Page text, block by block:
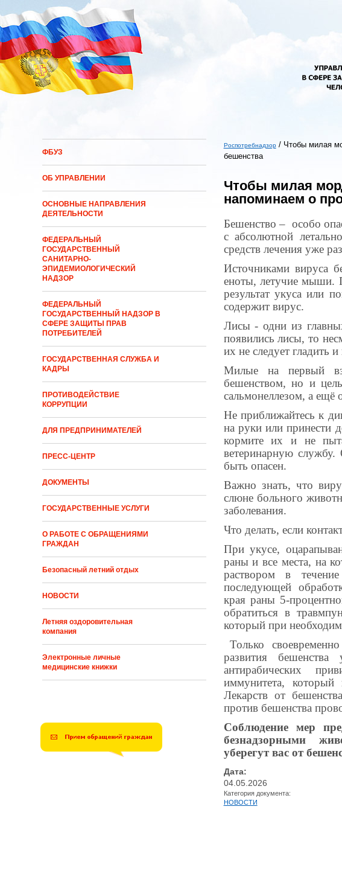
Перейти к основному содержанию
ФБУЗ
ОБ УПРАВЛЕНИИ
ОСНОВНЫЕ НАПРАВЛЕНИЯ
ДЕЯТЕЛЬНОСТИ
ФЕДЕРАЛЬНЫЙ
ГОСУДАРСТВЕННЫЙ
САНИТАРНО-
ЭПИДЕМИОЛОГИЧЕСКИЙ
НАДЗОР
ФЕДЕРАЛЬНЫЙ
ГОСУДАРСТВЕННЫЙ НАДЗОР В
СФЕРЕ ЗАЩИТЫ ПРАВ
ПОТРЕБИТЕЛЕЙ
ГОСУДАРСТВЕННАЯ СЛУЖБА И
КАДРЫ
ПРОТИВОДЕЙСТВИЕ
КОРРУПЦИИ
ДЛЯ ПРЕДПРИНИМАТЕЛЕЙ
ПРЕСС-ЦЕНТР
ДОКУМЕНТЫ
ГОСУДАРСТВЕННЫЕ УСЛУГИ
О РАБОТЕ С ОБРАЩЕНИЯМИ
ГРАЖДАН
Безопасный летний отдых
НОВОСТИ
Летняя оздоровительная
компания
Электронные личные
медицинские книжки
Вы здесь
Роспотребнадзор / Чтобы милая
бешенства
Чтобы милая
напоминаем о
Бешенство – особо
с абсолютной
средств лечения уже
Источниками вируса
еноты, летучие мыши.
результат укуса или
содержит вирус.
Лисы - одни из
появились лисы, то
их не следует гладить
Милые на первый
бешенством, но и
сальмонеллезом, а ещё
Не приближайтесь к
на руки или принести
кормите их и не
ветеринарную
быть опасен.
Важно знать, что
слюне больного
заболевания.
Что делать, если
При укусе,
раны и все места, на
раствором в
последующей
края раны 5-
обратиться в
который при
Только
развития
антирабических
иммунитета, который
Лекарств от
против бешенства
Соблюдение мер
безнадзорными
уберегут вас от
Дата:
04.05.2026
Категория документа:
НОВОСТИ